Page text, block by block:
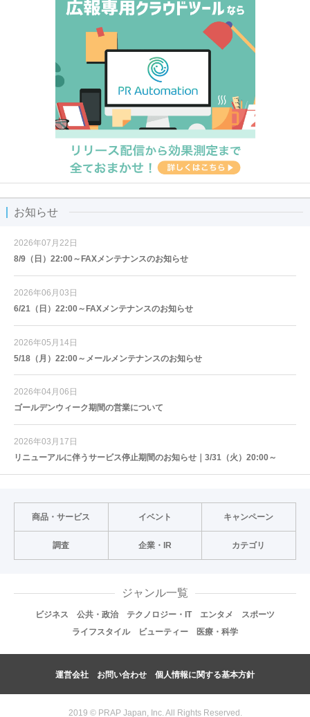
お知らせ
2026年07月22日
8/9（日）22:00～FAXメンテナンスのお知らせ
2026年06月03日
6/21（日）22:00～FAXメンテナンスのお知らせ
2026年05月14日
5/18（月）22:00～メールメンテナンスのお知らせ
2026年04月06日
ゴールデンウィーク期間の営業について
2026年03月17日
リニューアルに伴うサービス停止期間のお知らせ｜3/31（火）20:00～
商品・サービス イベント キャンペーン
調査 企業・IR カテゴリ
ジャンル一覧
ビジネス 公共・政治 テクノロジー・IT エンタメ
スポーツ
ライフスタイル
ビューティー 医療・科学
運営会社 お問い合わせ 個人情報に関する基本方針
2019 © PRAP Japan, Inc. All Rights Reserved.